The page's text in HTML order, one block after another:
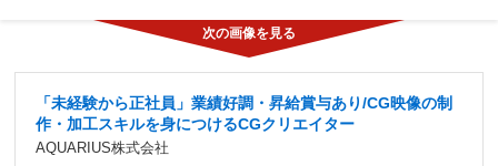
「未経験から正社員」業績好調・昇給賞与あり/CG映像の制
作・加工スキルを身につけるCGクリエイター
AQUARIUS株式会社